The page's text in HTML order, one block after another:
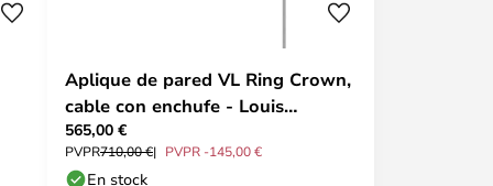
Aplique de pared VL Ring Crown,
cable con enchufe - Louis
Poulsen
565,00 €
PVPR710,00 € PVPR -145,00 €
En stock